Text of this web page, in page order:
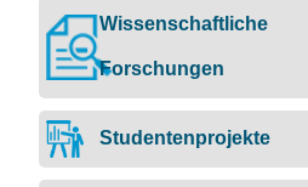
Wissenschaftliche
Forschungen
Studentenprojekte